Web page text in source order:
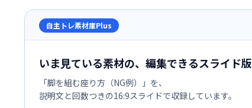
自主トレ素材庫Plus
いま見ている素材の、編集できるスライド版
「脚を組む座り方（NG例）
」を、
説明文と回数つきの16:9スライドで収録しています。